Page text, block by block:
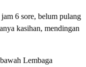
6 sore, belum pulang
kasihan, mendingan
Lembaga